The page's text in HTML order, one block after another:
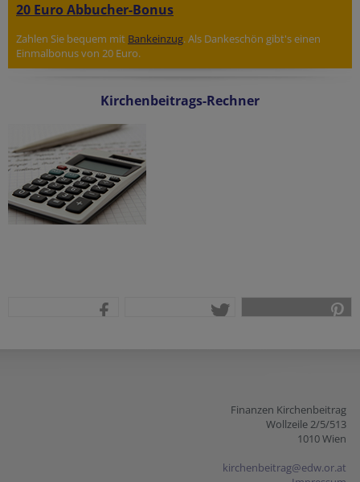
20 Euro Abbucher-Bonus
Zahlen Sie bequem mit Bankeinzug. Als Dankeschön gibt's einen
Einmalbonus von 20 Euro.
Kirchenbeitrags-Rechner
Finanzen Kirchenbeitrag
Wollzeile 2/5/513
1010 Wien
kirchenbeitrag@edw.or.at